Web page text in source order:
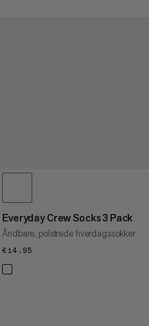
Everyday Crew Socks 3 Pack
Åndbare, polstrede hverdagssokker
€14.95